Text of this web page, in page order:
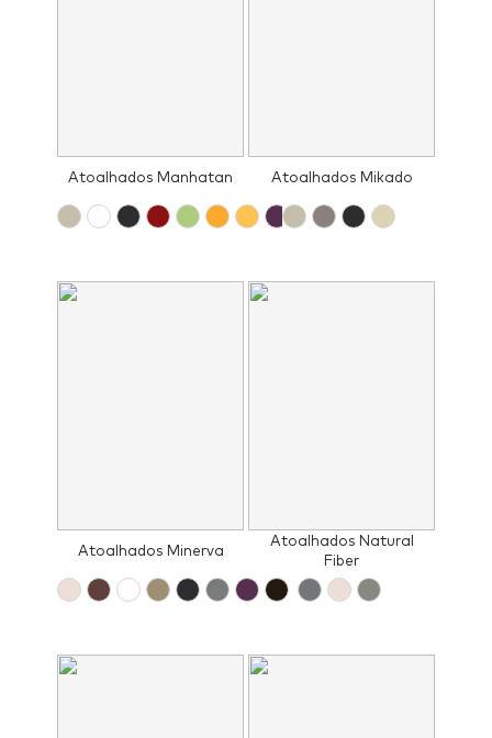
Atoalhados Manhatan Atoalhados Mikado
Atoalhados Minerva
Atoalhados Natural
Fiber